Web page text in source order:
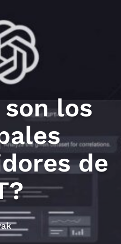
son los
de